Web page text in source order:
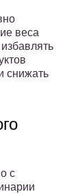
веса
снижать
с